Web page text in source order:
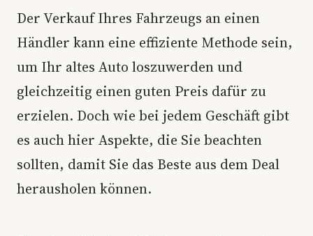
Der Verkauf Ihres Fahrzeugs an einen
Händler kann eine effiziente Methode sein,
um Ihr altes Auto loszuwerden und
gleichzeitig einen guten Preis dafür zu
erzielen. Doch wie bei jedem Geschäft gibt
es auch hier Aspekte, die Sie beachten
sollten, damit Sie das Beste aus dem Deal
herausholen können.